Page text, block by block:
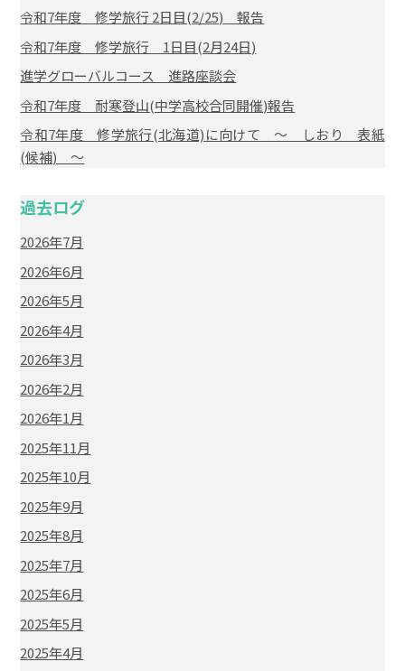
令和7年度 修学旅行 2日目(2/25) 報告
令和7年度 修学旅行 1日目(2月24日)
進学グローバルコース 進路座談会
令和7年度 耐寒登山(中学高校合同開催)報告
令和7年度 修学旅行(北海道)に向けて ～ しおり 表紙
(候補) ～
過去ログ
2026年7月
2026年6月
2026年5月
2026年4月
2026年3月
2026年2月
2026年1月
2025年11月
2025年10月
2025年9月
2025年8月
2025年7月
2025年6月
2025年5月
2025年4月